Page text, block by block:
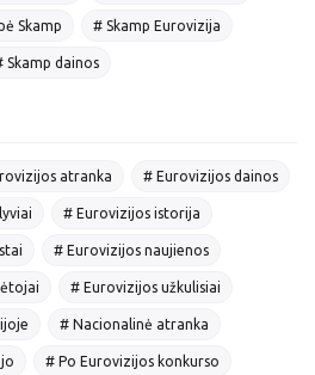
Skamp # Skamp Eurovizija
Skamp dainos
atranka # Eurovizijos dainos
# Eurovizijos istorija
# Eurovizijos naujienos
# Eurovizijos užkulisiai
# Nacionalinė atranka
# Po Eurovizijos konkurso